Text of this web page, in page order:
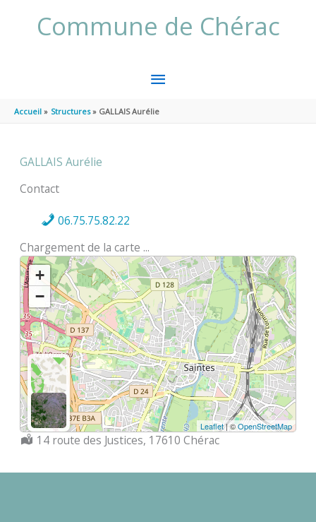
Commune de Chérac
MENU
PRINCIPAL
Accueil Structures GALLAIS Aurélie
GALLAIS Aurélie
Contact
06.75.75.82.22
Chargement de la carte ...
+
−
Leaflet| ©OpenStreetMap
Localisation :
14 route des Justices, 17610 Chérac